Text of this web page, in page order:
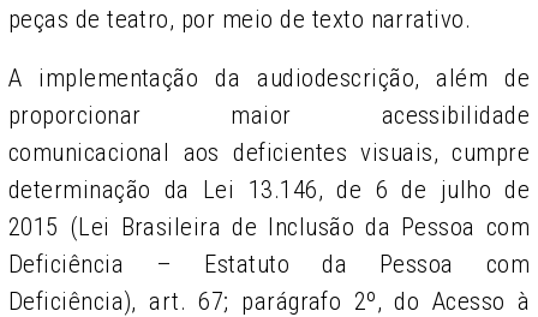
peças de teatro, por meio de texto narrativo.
A implementação da audiodescrição, além de
proporcionar maior acessibilidade
comunicacional aos deficientes visuais, cumpre
determinação da Lei 13.146, de 6 de julho de
2015 (Lei Brasileira de Inclusão da Pessoa com
Deficiência – Estatuto da Pessoa com
Deficiência), art. 67; parágrafo 2º, do Acesso à